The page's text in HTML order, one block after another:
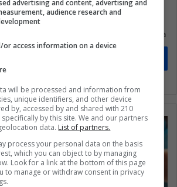
a nuestra lista de correos
lo que está pasando en Latinoamérica
advertising and content, advertising and
audience research and
or access information on a device
will be processed and information from
unique identifiers, and other device
by, accessed by and shared with 210
by this site. We and our partners
data. List of partners.
process your personal data on the basis
which you can object to by managing
Look for a link at the bottom of this page
to manage or withdraw consent in privacy